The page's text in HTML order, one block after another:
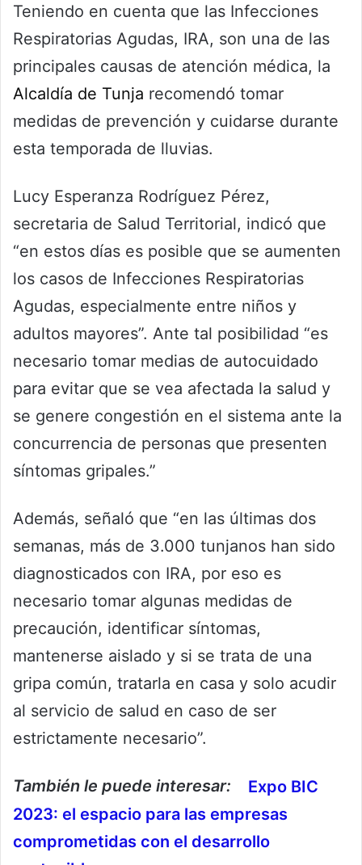
Teniendo en cuenta que las Infecciones
Respiratorias Agudas, IRA, son una de las
principales causas de atención médica, la
Alcaldía de Tunja recomendó tomar
medidas de prevención y cuidarse durante
esta temporada de lluvias.
Lucy Esperanza Rodríguez Pérez,
secretaria de Salud Territorial, indicó que
“en estos días es posible que se aumenten
los casos de Infecciones Respiratorias
Agudas, especialmente entre niños y
adultos mayores”. Ante tal posibilidad “es
necesario tomar medias de autocuidado
para evitar que se vea afectada la salud y
se genere congestión en el sistema ante la
concurrencia de personas que presenten
síntomas gripales.”
Además, señaló que “en las últimas dos
semanas, más de 3.000 tunjanos han sido
diagnosticados con IRA, por eso es
necesario tomar algunas medidas de
precaución, identificar síntomas,
mantenerse aislado y si se trata de una
gripa común, tratarla en casa y solo acudir
al servicio de salud en caso de ser
estrictamente necesario”.
También le puede interesar:
Expo BIC
2023: el espacio para las empresas
comprometidas con el desarrollo